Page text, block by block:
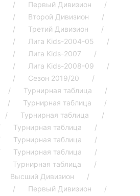
Первый Дивизион
Второй Дивизион
Третий Дивизион
Лига Kids-2004-05
Лига Kids-2007
Лига Kids-2008-09
Сезон 2019/20
Турнирная таблица
Турнирная таблица
Турнирная таблица
Турнирная таблица
Турнирная таблица
Турнирная таблица
Турнирная таблица
Высший Дивизион
Первый Дивизион